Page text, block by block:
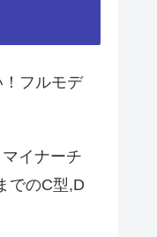
フルモデ
イナーチ
でのC型,D